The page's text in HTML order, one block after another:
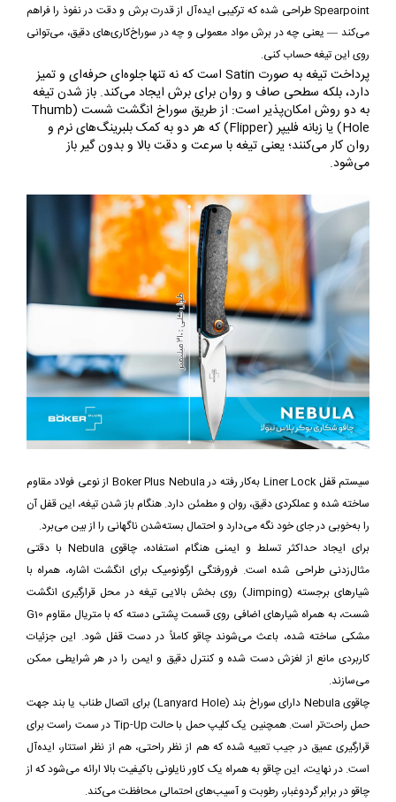
Spearpoint طراحی شده که ترکیبی ایده‌آل از قدرت برش و دقت در نفوذ را فراهم
می‌کند — یعنی چه در برش مواد معمولی و چه در سوراخ‌کاری‌های دقیق، می‌توانی
روی این تیغه حساب کنی.
پرداخت تیغه به صورت Satin است که نه تنها جلوه‌ای حرفه‌ای و تمیز
دارد، بلکه سطحی صاف و روان برای برش ایجاد می‌کند. باز شدن تیغه
به دو روش امکان‌پذیر است: از طریق سوراخ انگشت شست (Thumb
Hole) یا زبانه فلیپر (Flipper) که هر دو به کمک بلبرینگ‌های نرم و
روان کار می‌کنند؛ یعنی تیغه با سرعت و دقت بالا و بدون گیر باز
می‌شود.
سیستم قفل Liner Lock به‌کار رفته در Boker Plus Nebula از نوعی فولاد مقاوم
ساخته شده و عملکردی دقیق، روان و مطمئن دارد. هنگام باز شدن تیغه، این قفل آن
را به‌خوبی در جای خود نگه می‌دارد و احتمال بسته‌شدن ناگهانی را از بین می‌برد.
برای ایجاد حداکثر تسلط و ایمنی هنگام استفاده، چاقوی Nebula با دقتی
مثال‌زدنی طراحی شده است. فرورفتگی ارگونومیک برای انگشت اشاره، همراه با
شیارهای برجسته (Jimping) روی بخش بالایی تیغه در محل قرارگیری انگشت
شست، به همراه شیارهای اضافی روی قسمت پشتی دسته که با متریال مقاوم G10
مشکی ساخته شده، باعث می‌شوند چاقو کاملاً در دست قفل شود. این جزئیات
کاربردی مانع از لغزش دست شده و کنترل دقیق و ایمن را در هر شرایطی ممکن
می‌سازند.
چاقوی Nebula دارای سوراخ بند (Lanyard Hole) برای اتصال طناب یا بند جهت
حمل راحت‌تر است. همچنین یک کلیپ حمل با حالت Tip-Up در سمت راست برای
قرارگیری عمیق در جیب تعبیه شده که هم از نظر راحتی، هم از نظر استتار، ایده‌آل
است. در نهایت، این چاقو به همراه یک کاور نایلونی باکیفیت بالا ارائه می‌شود که از
چاقو در برابر گردوغبار، رطوبت و آسیب‌های احتمالی محافظت می‌کند.